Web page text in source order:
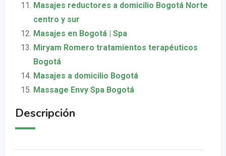
Masajes reductores a domicilio Bogotá Norte
centro y sur
Masajes en Bogotá | Spa
Miryam Romero tratamientos terapéuticos
Bogotá
Masajes a domicilio Bogotá
Massage Envy Spa Bogotá
Descripción